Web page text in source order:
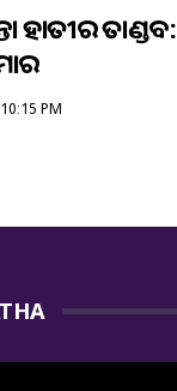
ହାତୀର
PM